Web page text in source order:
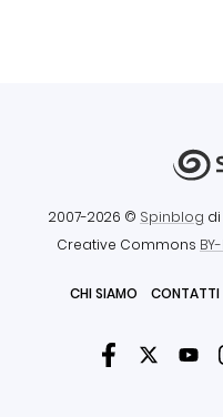
2007-2026 © Spinblog
Creative Commons
CHI SIAMO CONTATTI